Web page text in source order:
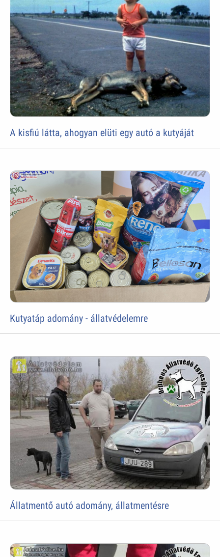
A kisfiú látta, ahogyan elüti egy autó a kutyáját
Kutyatáp adomány - állatvédelemre
Állatmentő autó adomány, állatmentésre